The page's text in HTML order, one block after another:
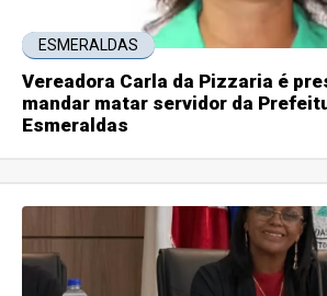
ESMERALDAS
Vereadora Carla da Pizzaria é
mandar matar servidor da
Esmeraldas